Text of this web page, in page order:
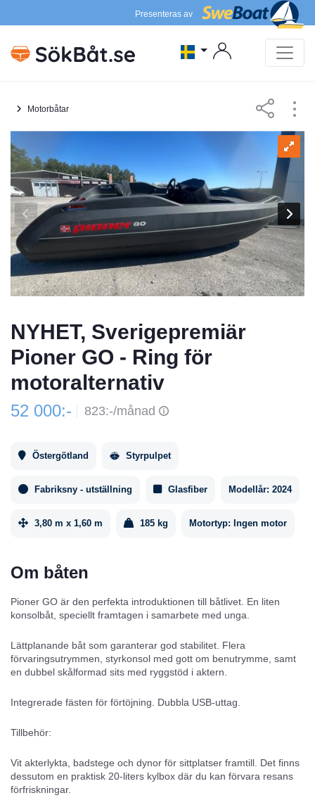
Presenteras av
Motorbåtar
NYHET, Sverigepremiär
Pioner GO - Ring för
motoralternativ
52 000:- 823:-/månad
Östergötland Styrpulpet
Fabriksny - utställning Glasfiber Modellår: 2024
3,80 m x 1,60 m 185 kg Motortyp: Ingen motor
Om båten
Pioner GO är den perfekta introduktionen till båtlivet. En liten
konsolbåt, speciellt framtagen i samarbete med unga.
Lättplanande båt som garanterar god stabilitet. Flera
förvaringsutrymmen, styrkonsol med gott om benutrymme, samt
en dubbel skålformad sits med ryggstöd i aktern.
Integrerade fästen för förtöjning. Dubbla USB-uttag.
Tillbehör:
Vit akterlykta, badstege och dynor för sittplatser framtill. Det finns
dessutom en praktisk 20-liters kylbox där du kan förvara resans
förfriskningar.